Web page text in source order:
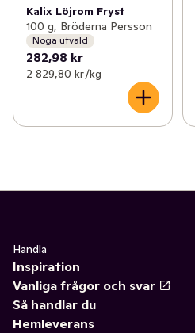
Kalix Löjrom Fryst
100 g, Bröderna Persson
Noga utvald
282,98 kr
2 829,80 kr /kg
Handla
Inspiration
Vanliga frågor och svar
Så handlar du
Hemleverans